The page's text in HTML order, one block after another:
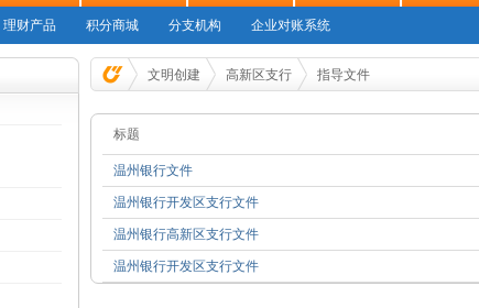
理财产品 积分商城 分支机构 企业对账系统
文明创建 高新区支行 指导文件
标题
温州银行文件
温州银行开发区支行文件
温州银行高新区支行文件
温州银行开发区支行文件